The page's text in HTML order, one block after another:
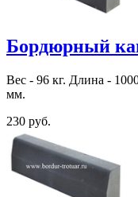
Бордюрный
Вес - 96 кг. Длина -
мм.
230 руб.